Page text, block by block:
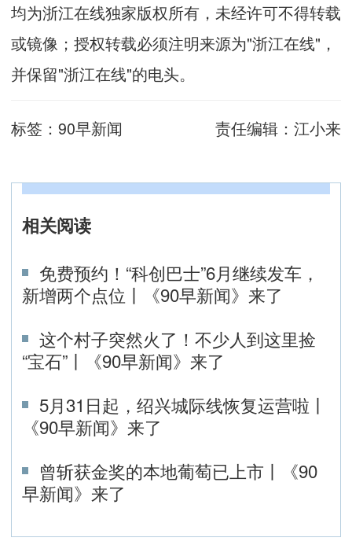
均为浙江在线独家版权所有，未经许可不得转载
或镜像；授权转载必须注明来源为"浙江在线"，
并保留"浙江在线"的电头。
标签： 90早新闻 责任编辑： 江小来
相关阅读
免费预约！“科创巴士”6月继续发车，
新增两个点位丨《90早新闻》来了
这个村子突然火了！不少人到这里捡
“宝石”丨《90早新闻》来了
5月31日起，绍兴城际线恢复运营啦丨
《90早新闻》来了
曾斩获金奖的本地葡萄已上市丨《90
早新闻》来了